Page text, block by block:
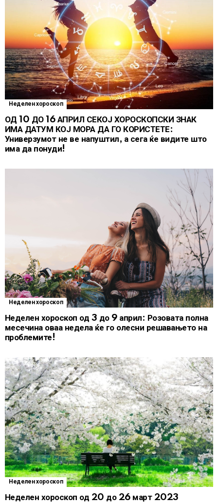
Неделен хороскоп
ОД 10 ДО 16 АПРИЛ СЕКОЈ ХОРОСКОПСКИ ЗНАК
ИМА ДАТУМ КОЈ МОРА ДА ГО КОРИСТЕТЕ:
Универзумот не ве напуштил, а сега ќе видите што
има да понуди!
Неделен хороскоп
Неделен хороскоп од 3 до 9 април: Розовата полна
месечина оваа недела ќе го олесни решавањето на
проблемите!
Неделен хороскоп
Неделен хороскоп од 20 до 26 март 2023